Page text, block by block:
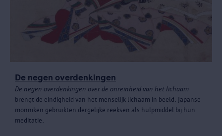
De negen overdenkingen
De negen overdenkingen over de onreinheid van het lichaam
brengt de eindigheid van het menselijk lichaam in beeld. Japanse
monniken gebruikten dergelijke reeksen als hulpmiddel bij hun
meditatie.